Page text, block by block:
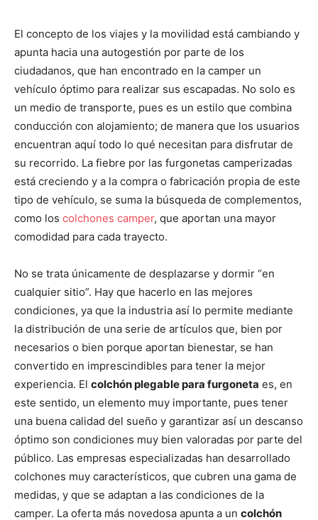
El concepto de los viajes y la movilidad está cambiando y
apunta hacia una autogestión por parte de los
ciudadanos, que han encontrado en la camper un
vehículo óptimo para realizar sus escapadas. No solo es
un medio de transporte, pues es un estilo que combina
conducción con alojamiento; de manera que los usuarios
encuentran aquí todo lo qué necesitan para disfrutar de
su recorrido. La fiebre por las furgonetas camperizadas
está creciendo y a la compra o fabricación propia de este
tipo de vehículo, se suma la búsqueda de complementos,
como los colchones camper, que aportan una mayor
comodidad para cada trayecto.
No se trata únicamente de desplazarse y dormir “en
cualquier sitio”. Hay que hacerlo en las mejores
condiciones, ya que la industria así lo permite mediante
la distribución de una serie de artículos que, bien por
necesarios o bien porque aportan bienestar, se han
convertido en imprescindibles para tener la mejor
experiencia. El colchón plegable para furgoneta es, en
este sentido, un elemento muy importante, pues tener
una buena calidad del sueño y garantizar así un descanso
óptimo son condiciones muy bien valoradas por parte del
público. Las empresas especializadas han desarrollado
colchones muy característicos, que cubren una gama de
medidas, y que se adaptan a las condiciones de la
camper. La oferta más novedosa apunta a un colchón